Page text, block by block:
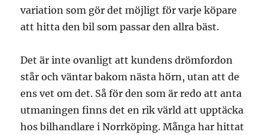
variation som gör det möjligt för varje köpare
att hitta den bil som passar den allra bäst.
Det är inte ovanligt att kundens drömfordon
står och väntar bakom nästa hörn, utan att de
ens vet om det. Så för den som är redo att anta
utmaningen finns det en rik värld att upptäcka
hos bilhandlare i Norrköping. Många har hittat